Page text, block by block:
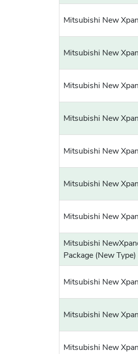
Mitsubishi New
Mitsubishi New
Mitsubishi New
Mitsubishi New
Mitsubishi New
Mitsubishi New
Mitsubishi New
Mitsubishi
Package (New Type)
Mitsubishi New
Mitsubishi New
Mitsubishi New